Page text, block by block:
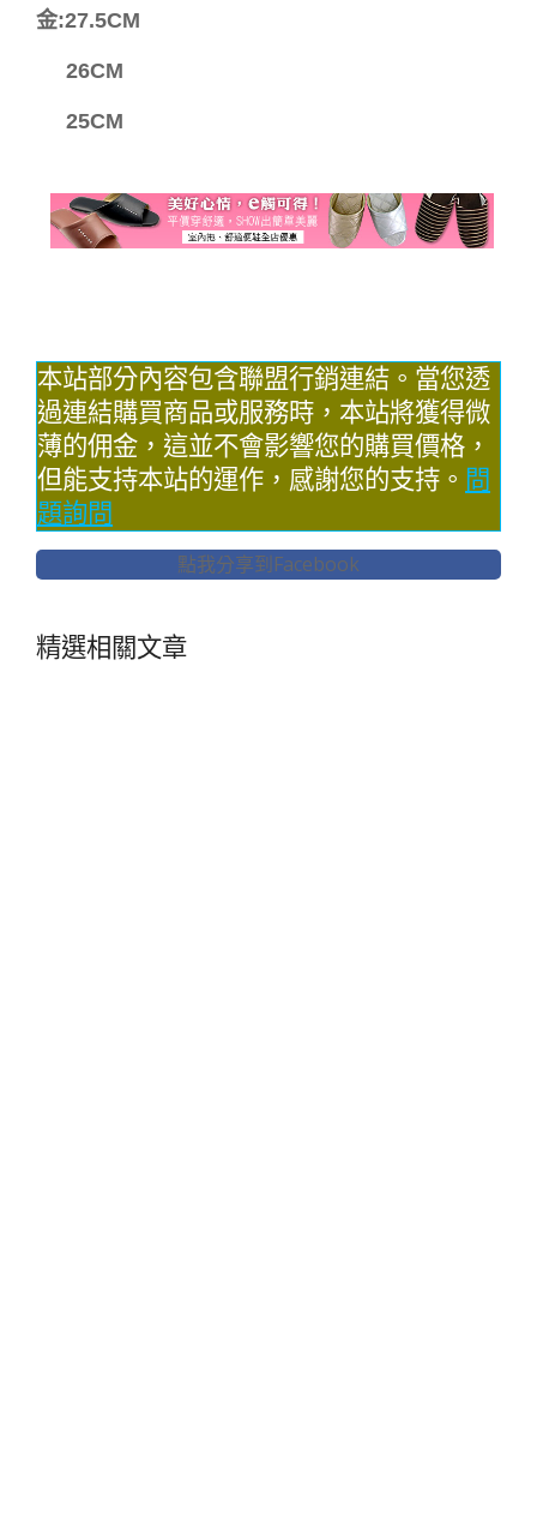
金:27.5CM
26CM
25CM
本站部分內容包含聯盟行銷連結。當您透
過連結購買商品或服務時，本站將獲得微
薄的佣金，這並不會影響您的購買價格，
但能支持本站的運作，感謝您的支持。 問
題詢問
點我分享到Facebook
精選相關文章